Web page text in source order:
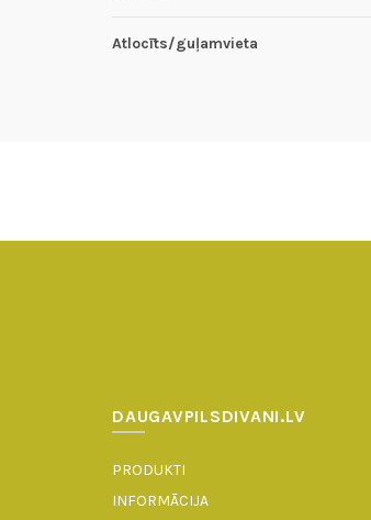
Atlocīts/guļamvieta
DAUGAVPILSDIVANI.LV
PRODUKTI
INFORMĀCIJA